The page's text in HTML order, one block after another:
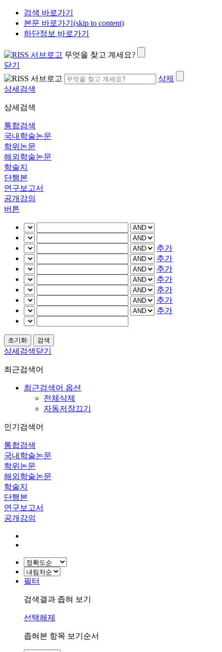
검색 바로가기
본문 바로가기(skip to content)
하단정보 바로가기
무엇을 찾고 계세요?
닫기
삭제
상세검색
상세검색
통합검색
국내학술논문
학위논문
해외학술논문
학술지
단행본
연구보고서
공개강의
버튼
추가
추가
추가
추가
추가
추가
추가
상세검색닫기
최근검색어
최근검색어 옵션
전체삭제
자동저장끄기
인기검색어
통합검색
국내학술논문
학위논문
해외학술논문
학술지
단행본
연구보고서
공개강의
필터
검색결과 좁혀 보기
선택해제
좁혀본 항목 보기순서